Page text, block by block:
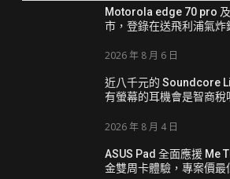
Motorola edge 70 pro
市，登錄在送飛利浦氣炸
2026 年 8 月 6 日
近八千元的 Soundcore
有螢幕的耳機會是智商稅
2026 年 8 月 4 日
ASUS Pad 全面應援 Me
金雙周卡體驗，專案價最